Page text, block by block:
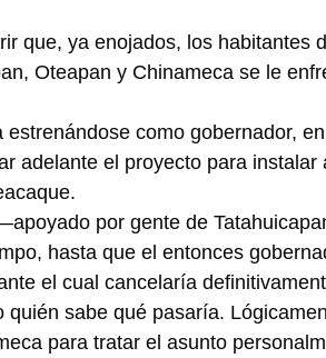
que, ya enojados, los habitantes
Oteapan y Chinameca se le
como gobernador,
adelante el proyecto para instalar
por gente de
hasta que el entonces
el cual cancelaría
sabe qué pasaría.
para tratar el asunto